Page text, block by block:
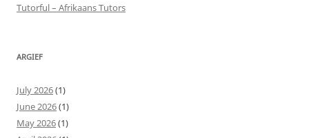
Tutorful – Afrikaans Tutors
ARGIEF
July 2026(1)
June 2026(1)
May 2026(1)